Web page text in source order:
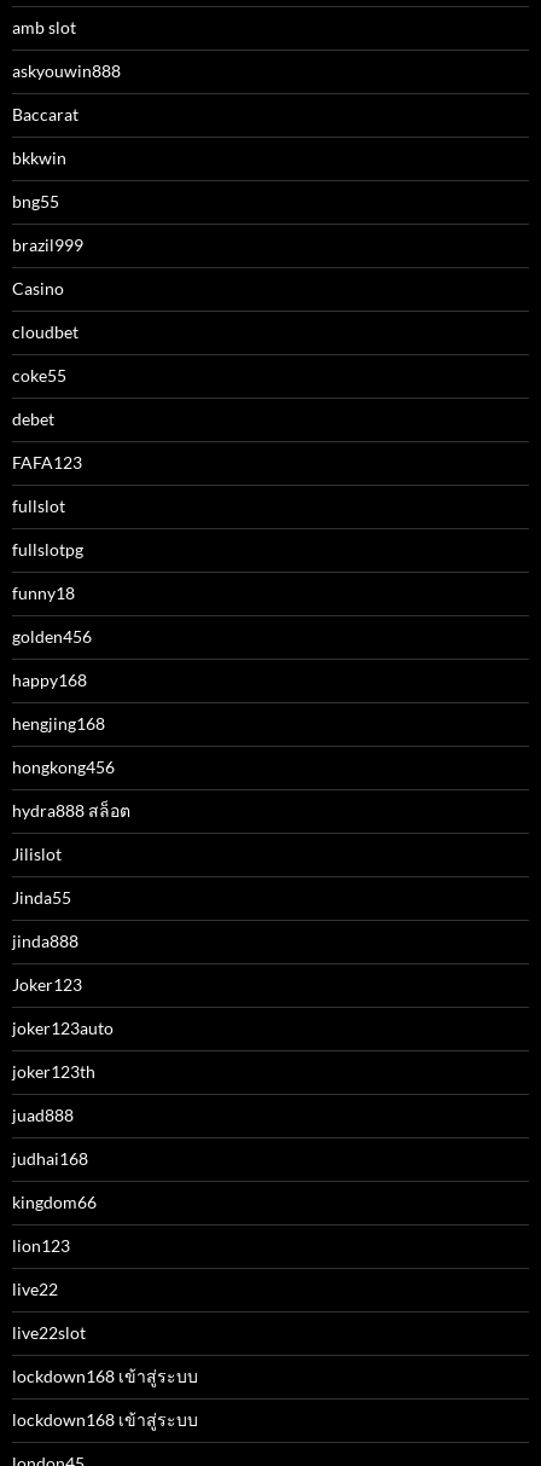
amb slot
askyouwin888
Baccarat
bkkwin
bng55
brazil999
Casino
cloudbet
coke55
debet
FAFA123
fullslot
fullslotpg
funny18
golden456
happy168
hengjing168
hongkong456
hydra888 สล็อต
Jilislot
Jinda55
jinda888
Joker123
joker123auto
joker123th
juad888
judhai168
kingdom66
lion123
live22
live22slot
lockdown168 เข้าสู่ระบบ
lockdown168 เข้าสู่ระบบ